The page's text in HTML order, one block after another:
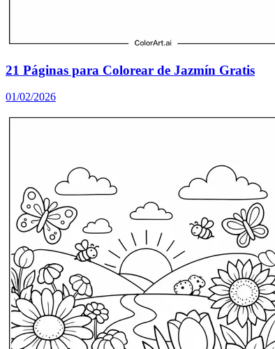
21 Páginas para Colorear de Jazmín Gratis
01/02/2026